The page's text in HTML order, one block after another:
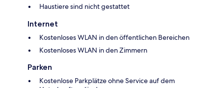
Haustiere sind nicht gestattet
Internet
Kostenloses WLAN in den öffentlichen Bereichen
Kostenloses WLAN in den Zimmern
Parken
Kostenlose Parkplätze ohne Service auf dem